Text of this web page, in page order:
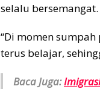
selalu bersemangat.
“Di momen
terus belajar,
Baca Juga: